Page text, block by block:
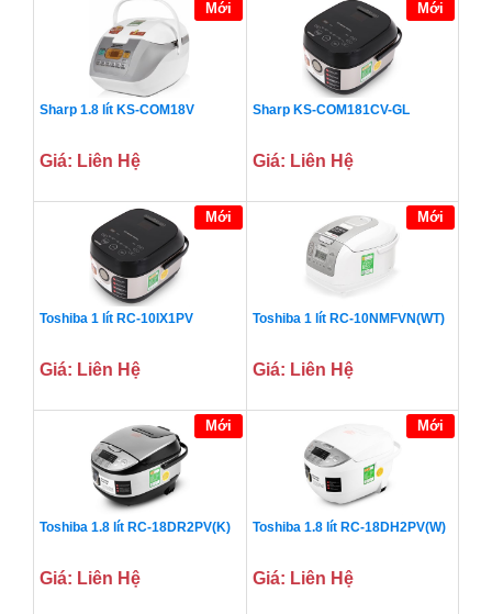
Mới
Sharp 1.8 lít KS-COM18V
Giá: Liên Hệ
Mới
Sharp KS-COM181CV-GL
Giá: Liên Hệ
Mới
Toshiba 1 lít RC-10IX1PV
Giá: Liên Hệ
Mới
Toshiba 1 lít RC-10NMFVN(WT)
Giá: Liên Hệ
Mới
Toshiba 1.8 lít RC-18DR2PV(K)
Giá: Liên Hệ
Mới
Toshiba 1.8 lít RC-18DH2PV(W)
Giá: Liên Hệ